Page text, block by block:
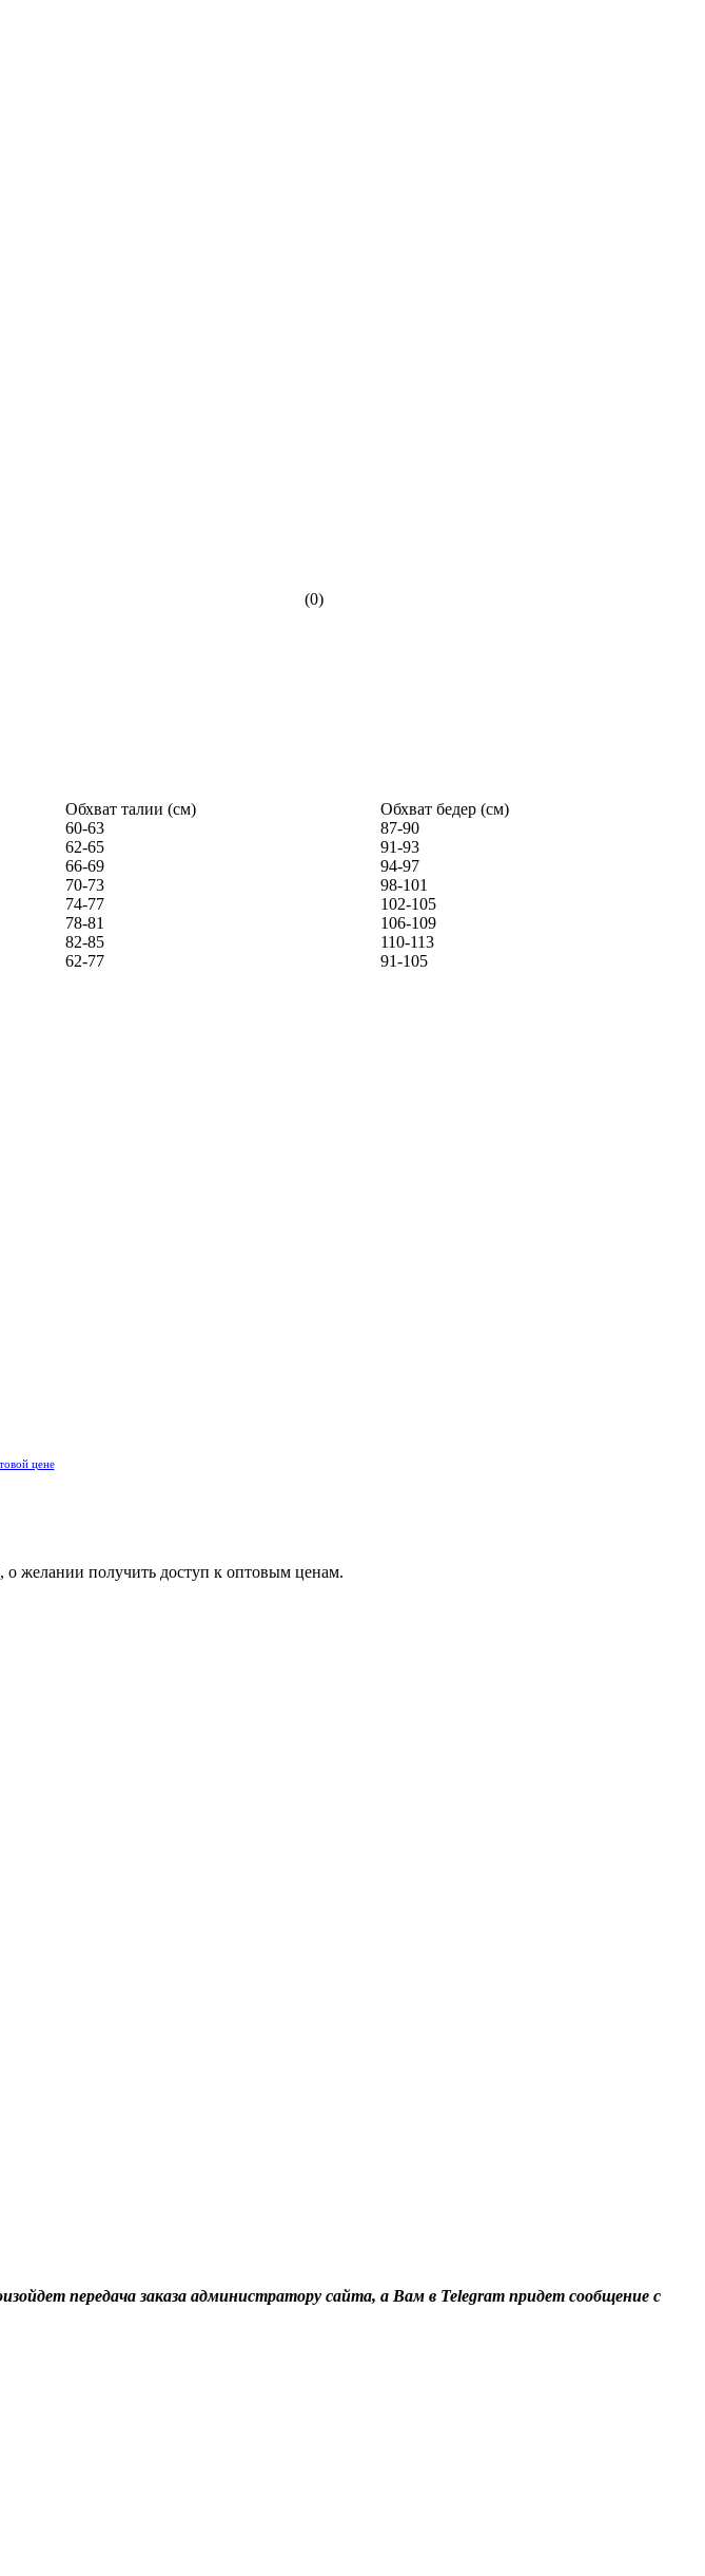
(0)
Обхват талии (см)
Обхват бедер (см)
60-63
87-90
62-65
91-93
66-69
94-97
70-73
98-101
74-77
102-105
78-81
106-109
82-85
110-113
62-77
91-105
цене
о желании получить доступ к оптовым ценам.
передача заказа администратору сайта, а Вам в Telegram придет сообщение с